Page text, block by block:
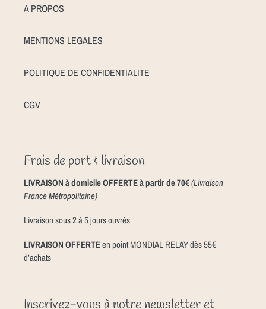
A PROPOS
MENTIONS LEGALES
POLITIQUE DE CONFIDENTIALITE
CGV
Frais de port & livraison
LIVRAISON à domicile OFFERTE à partir de 70€(Livraison
France Métropolitaine)
Livraison sous 2 à 5 jours ouvrés
LIVRAISON OFFERTEen point MONDIAL RELAY dès 55€
d’achats
Inscrivez-vous à notre newsletter et